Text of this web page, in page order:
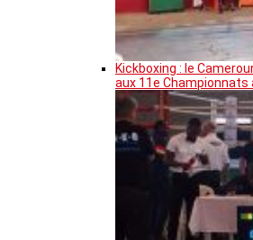
Kickboxing : le
aux 11e Championnats